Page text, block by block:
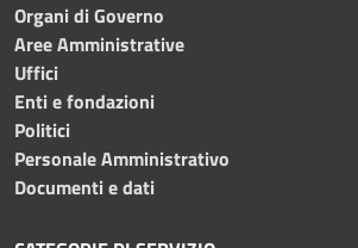
Organi di Governo
Aree Amministrative
Uffici
Enti e fondazioni
Politici
Personale Amministrativo
Documenti e dati